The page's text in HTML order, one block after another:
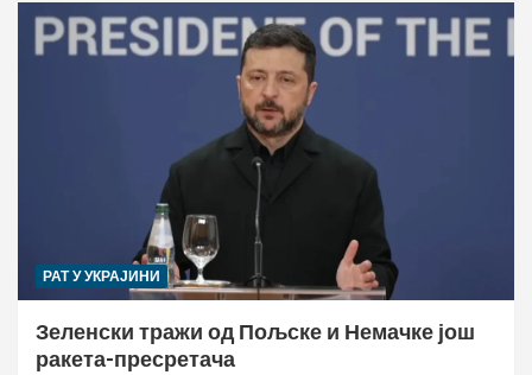
РАТ У УКРАЈИНИ
Зеленски тражи од Пољске и Немачке још
ракета-пресретача